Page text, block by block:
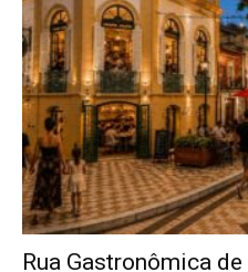
Rua Gastronômica